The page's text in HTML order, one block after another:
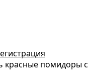
красные помидоры с